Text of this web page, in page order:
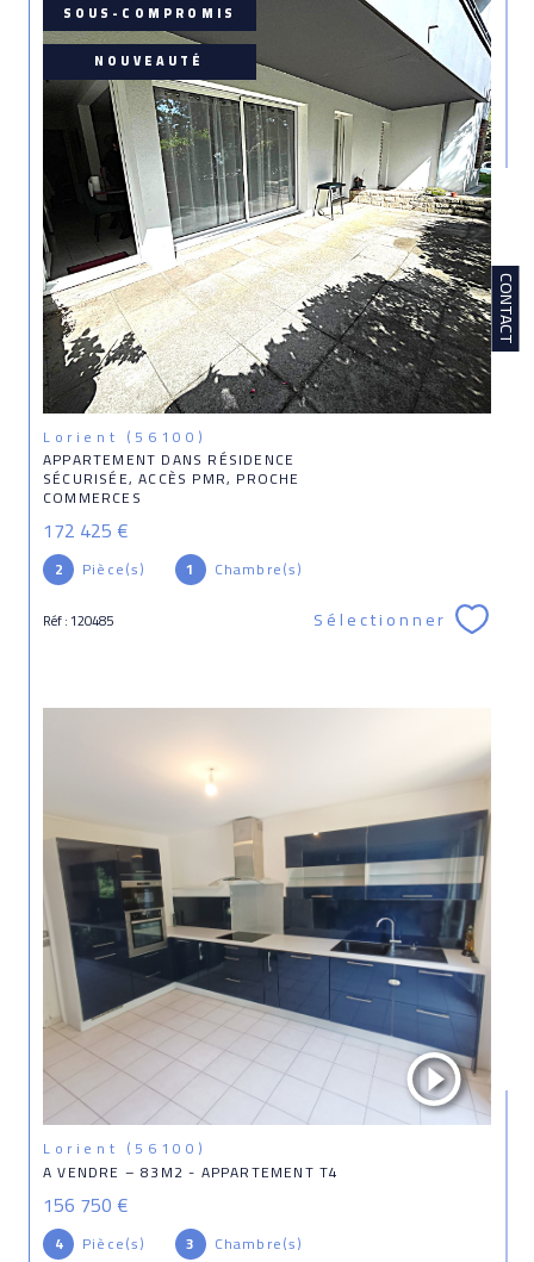
CONTACT
SOUS-COMPROMIS
NOUVEAUTÉ
Lorient (56100)
APPARTEMENT DANS RÉSIDENCE
SÉCURISÉE, ACCÈS PMR, PROCHE
COMMERCES
172 425 €
2 Pièce(s) 1 Chambre(s)
Réf : 120485 Sélectionner
Lorient (56100)
A VENDRE – 83M2 - APPARTEMENT T4
156 750 €
4 Pièce(s) 3 Chambre(s)